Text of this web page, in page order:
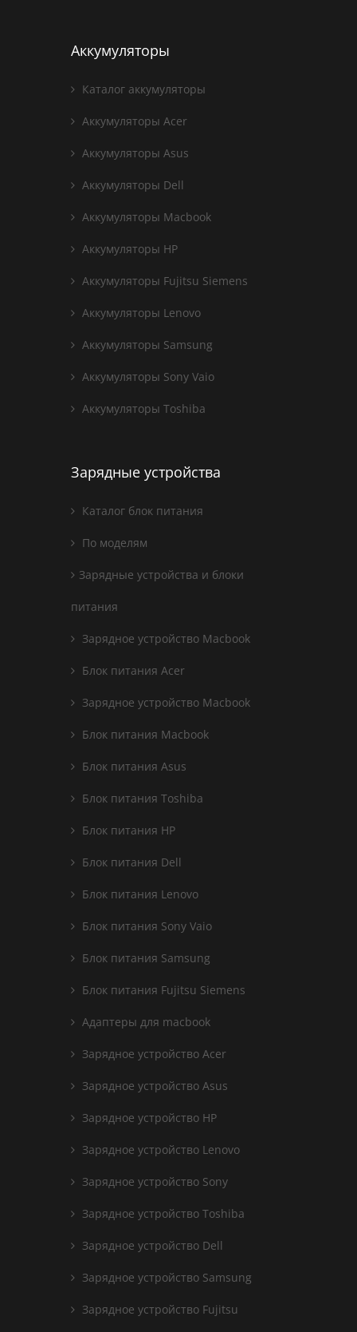
Аккумуляторы
Каталог аккумуляторы
Аккумуляторы Acer
Аккумуляторы Asus
Аккумуляторы Dell
Аккумуляторы Macbook
Аккумуляторы HP
Аккумуляторы Fujitsu Siemens
Аккумуляторы Lenovo
Аккумуляторы Samsung
Аккумуляторы Sony Vaio
Аккумуляторы Toshiba
Зарядные устройства
Каталог блок питания
По моделям
Зарядные устройства и блоки
питания
Зарядное устройство Macbook
Блок питания Acer
Зарядное устройство Macbook
Блок питания Macbook
Блок питания Asus
Блок питания Toshiba
Блок питания HP
Блок питания Dell
Блок питания Lenovo
Блок питания Sony Vaio
Блок питания Samsung
Блок питания Fujitsu Siemens
Адаптеры для macbook
Зарядное устройство Acer
Зарядное устройство Asus
Зарядное устройство HP
Зарядное устройство Lenovo
Зарядное устройство Sony
Зарядное устройство Toshiba
Зарядное устройство Dell
Зарядное устройство Samsung
Зарядное устройство Fujitsu